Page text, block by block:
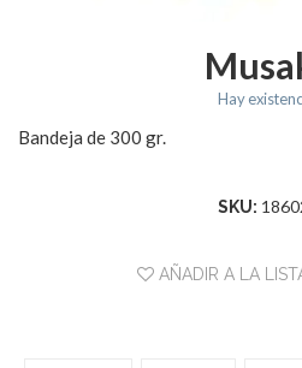
Hay
Bandeja de 300 gr.
SKU:
AÑADIR A LA